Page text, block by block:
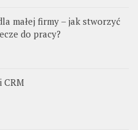
małej firmy – jak stworzyć
do pracy?